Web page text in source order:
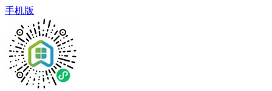
手机版